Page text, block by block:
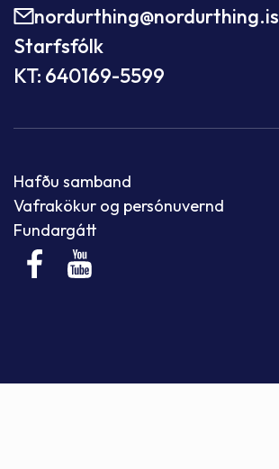
nordurthing@nordurthing.is
Starfsfólk
KT: 640169-5599
Hafðu samband
Vafrakökur og persónuvernd
Fundargátt